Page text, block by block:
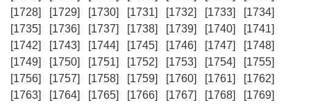
[1728]
[1729] [1730] [1731] [1732] [1733]
[1734]
[1735]
[1736] [1737] [1738] [1739] [1740]
[1741]
[1742]
[1743] [1744] [1745] [1746] [1747]
[1748]
[1749]
[1750] [1751] [1752] [1753] [1754]
[1755]
[1756]
[1757] [1758] [1759] [1760] [1761]
[1762]
[1763]
[1764] [1765] [1766] [1767] [1768]
[1769]